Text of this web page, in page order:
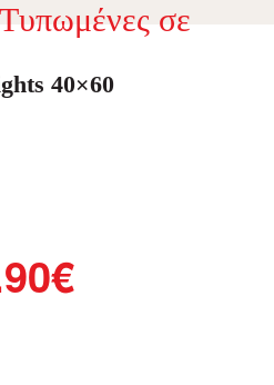
σε
40×60
€Η
τρέχουσα